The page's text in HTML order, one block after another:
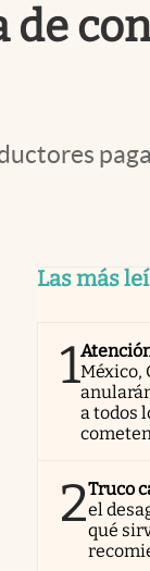
de
Las más
1México,
a todos
2Truco
el
qué